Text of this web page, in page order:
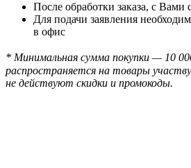
После обработки заказа, с Вами
Для подачи заявления
в офис
* Минимальная сумма покупки — 10
распространяется на товары
не действуют скидки и промокоды.